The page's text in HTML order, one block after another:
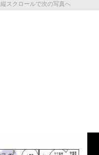
縦スクロールで次の写真へ